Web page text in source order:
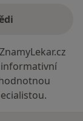
informativní